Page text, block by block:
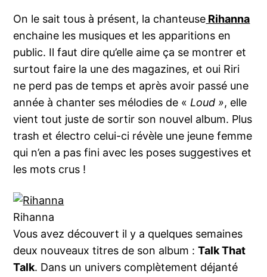
On le sait tous à présent, la chanteuse Rihanna
enchaine les musiques et les apparitions en
public. Il faut dire qu’elle aime ça se montrer et
surtout faire la une des magazines, et oui Riri
ne perd pas de temps et après avoir passé une
année à chanter ses mélodies de «Loud », elle
vient tout juste de sortir son nouvel album. Plus
trash et électro celui-ci révèle une jeune femme
qui n’en a pas fini avec les poses suggestives et
les mots crus !
Rihanna
Vous avez découvert il y a quelques semaines
deux nouveaux titres de son album :Talk That
Talk. Dans un univers complètement déjanté